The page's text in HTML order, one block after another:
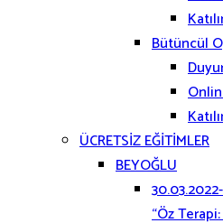
Bütüncül
ÜCRETSİZ EĞİTİMLER
BEYOĞLU
“Öz